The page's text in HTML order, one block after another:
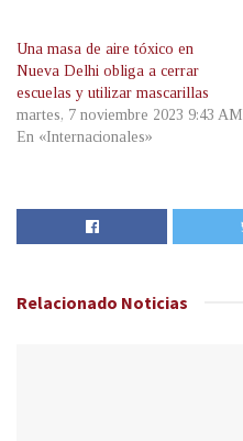
Una masa de aire tóxico en
Nueva Delhi obliga a cerrar
escuelas y utilizar mascarillas
martes, 7 noviembre 2023 9:43 AM
En «Internacionales»
Relacionado Noticias